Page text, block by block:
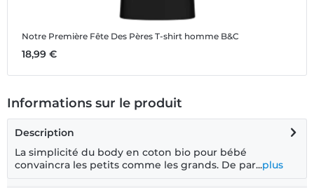
Notre Première Fête Des Pères T-shirt homme B&C
18,99 €
Informations sur le produit
Description
La simplicité du body en coton bio pour bébé
convaincra les petits comme les grands. De par...plus